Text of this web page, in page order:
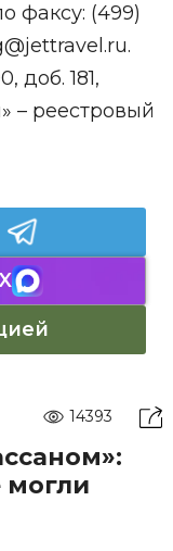
факсу: (499)
доб. 181,
– реестровый
14393
могли